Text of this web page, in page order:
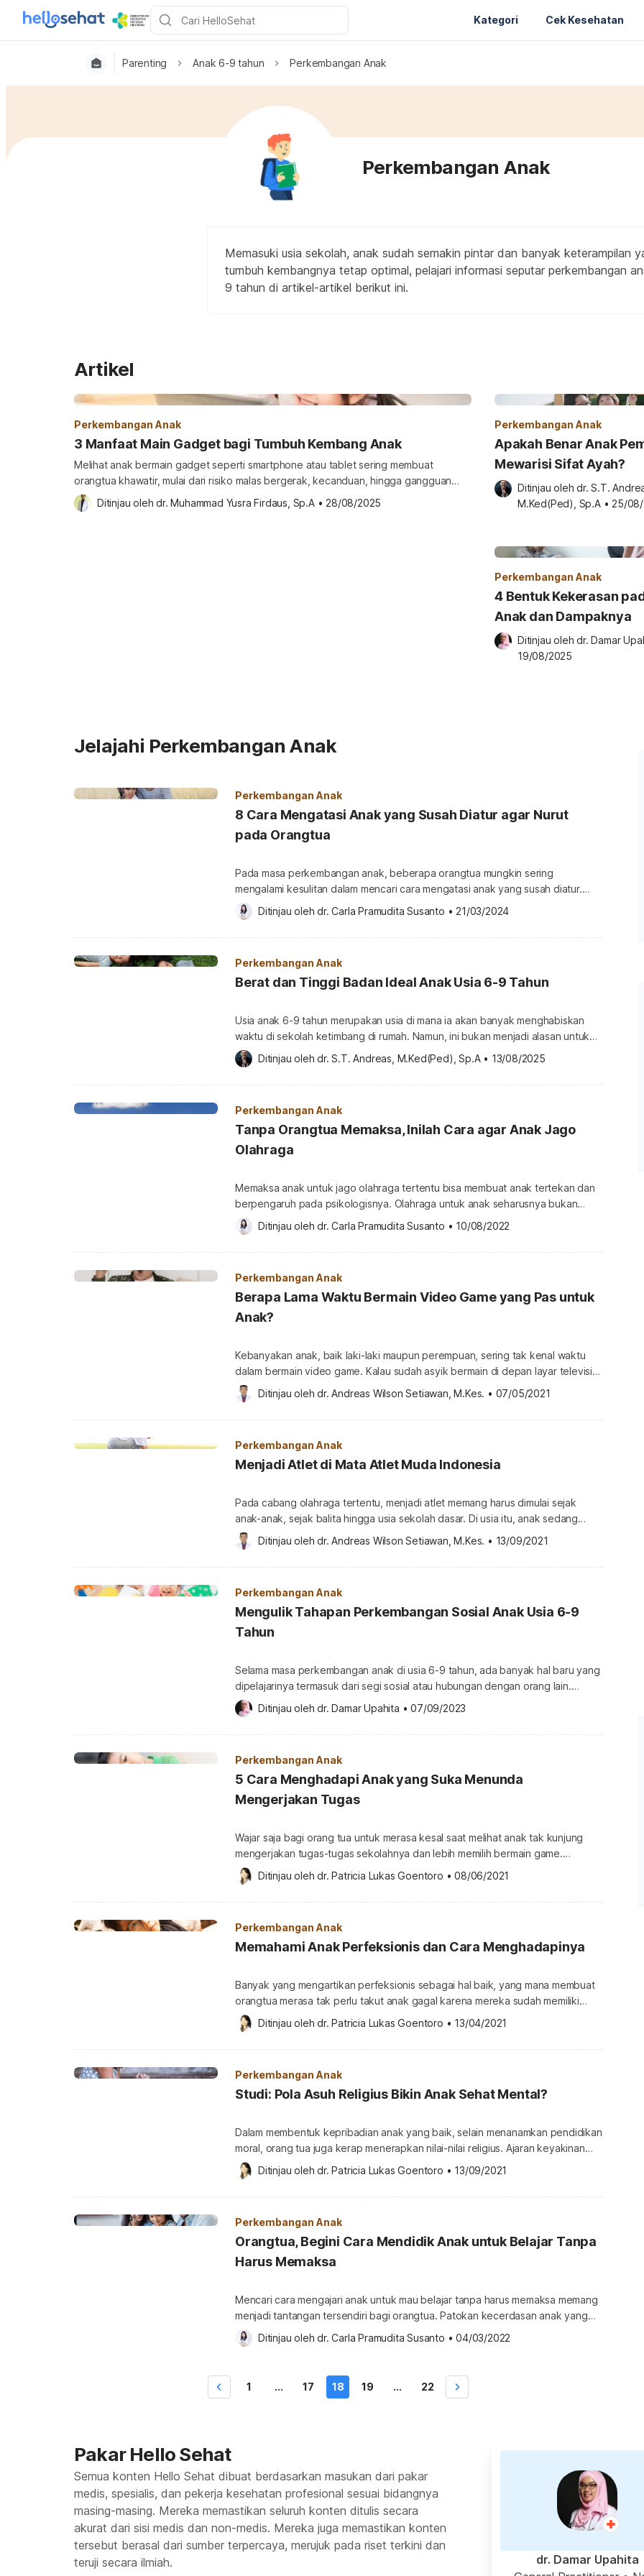
Kategori Cek Kesehatan
Parenting Anak 6-9 tahun Perkembangan Anak
Perkembangan Anak
Memasuki usia sekolah, anak sudah semakin pintar dan banyak keterampilan
tumbuh kembangnya tetap optimal, pelajari informasi seputar perkembangan
9 tahun di artikel-artikel berikut ini.
Artikel
Perkembangan Anak
3 Manfaat Main Gadget bagi Tumbuh Kembang Anak
Melihat anak bermain gadget seperti smartphone atau tablet sering membuat
orangtua khawatir, mulai dari risiko malas bergerak, kecanduan, hingga gangguan
tumbuh kembang. Namun, kabar baiknya para pakar kesehatan menyebutkan bahwa
ada manfaat gadget bagi anak jika penggunaannya tepat. Apa saja manfaatnya dan
Ditinjau oleh dr. Muhammad Yusra Firdaus, Sp.A • 28/08/2025
Perkembangan Anak
Apakah Benar Anak
Mewarisi Sifat Ayah?
Ditinjau oleh dr. S.T.
M.Ked(Ped), Sp.A • 25/
Perkembangan Anak
4 Bentuk Kekerasan
Anak dan Dampaknya
Ditinjau oleh dr. Damar
19/08/2025
Jelajahi Perkembangan Anak
Perkembangan Anak
8 Cara Mengatasi Anak yang Susah Diatur agar Nurut
pada Orangtua
Pada masa perkembangan anak, beberapa orangtua mungkin sering
mengalami kesulitan dalam mencari cara mengatasi anak yang susah diatur.
Apalagi, anak yang sulit diatur biasanya menunjukkan perilaku yang
memberontak dan tidak mendengarkan. Apakah Anda salah satunya? Jika ya,
Anda mungkin sering merasa kesal, ya, menghadapinya. Nah, sebenarnya
Ditinjau oleh dr. Carla Pramudita Susanto • 21/03/2024
Perkembangan Anak
Berat dan Tinggi Badan Ideal Anak Usia 6-9 Tahun
Usia anak 6-9 tahun merupakan usia di mana ia akan banyak menghabiskan
waktu di sekolah ketimbang di rumah. Namun, ini bukan menjadi alasan untuk
tidak memerhatikan asupan gizi anak sekolah. Anak harus tetap diberikan
nutrisi yang baik untuk mendukung pertumbuhan berat dan tinggi badan ideal
anak 6-9 tahun. Lalu, apakah berat dan tinggi badan anak […]
Ditinjau oleh dr. S.T. Andreas, M.Ked(Ped), Sp.A • 13/08/2025
Perkembangan Anak
Tanpa Orangtua Memaksa, Inilah Cara agar Anak Jago
Olahraga
Memaksa anak untuk jago olahraga tertentu bisa membuat anak tertekan dan
berpengaruh pada psikologisnya. Olahraga untuk anak seharusnya bukan
diukur dari prestasi yang tinggi, tapi seberapa besar anak menyukai
kegiatannya. Simak ulasan di bawah ini untuk tahu cara agar anak jago
olahraga tanpa memaksa. Kenapa orangtua tidak boleh memaksa anak agar
Ditinjau oleh dr. Carla Pramudita Susanto • 10/08/2022
Perkembangan Anak
Berapa Lama Waktu Bermain Video Game yang Pas untuk
Anak?
Kebanyakan anak, baik laki-laki maupun perempuan, sering tak kenal waktu
dalam bermain video game. Kalau sudah asyik bermain di depan layar televisi
atau komputer, anak bisa jadi lupa makan, mandi, atau mengerjakan tugas-
tugas sekolahnya. Bermain video game memang mengasyikkan dan
bermanfaat. Anak bisa belajar banyak hal baru, misalnya mengatur strategi,
Ditinjau oleh dr. Andreas Wilson Setiawan, M.Kes. • 07/05/2021
Perkembangan Anak
Menjadi Atlet di Mata Atlet Muda Indonesia
Pada cabang olahraga tertentu, menjadi atlet memang harus dimulai sejak
anak-anak, sejak balita hingga usia sekolah dasar. Di usia itu, anak sedang
dalam masa keemasannya untuk berlatih dan mengembangkan kemampuan
fisiknya. Tapi memulai jadi atlet dari usia belia bukan berarti pilihan cabang
olahraga harus berdasar keinginan orang tua semata tanpa mempertimbangan
Ditinjau oleh dr. Andreas Wilson Setiawan, M.Kes. • 13/09/2021
Perkembangan Anak
Mengulik Tahapan Perkembangan Sosial Anak Usia 6-9
Tahun
Selama masa perkembangan anak di usia 6-9 tahun, ada banyak hal baru yang
dipelajarinya termasuk dari segi sosial atau hubungan dengan orang lain.
Penting untuk memahami setiap tahap perkembangan sosial anak di segala
usia, tak terkecuali pada usia 6-9 tahun. Agar bisa lebih memantau sejauh mana
perkembangan sosial si kecil, cari tahu informasi selengkapnya melalui ulasan
Ditinjau oleh dr. Damar Upahita • 07/09/2023
Perkembangan Anak
5 Cara Menghadapi Anak yang Suka Menunda
Mengerjakan Tugas
Wajar saja bagi orang tua untuk merasa kesal saat melihat anak tak kunjung
mengerjakan tugas-tugas sekolahnya dan lebih memilih bermain game.
Terkadang kebiasaan menunda pekerjaan ini juga dilakukan saat orang tua
menyuruh anak melakukan hal yang lain seperti membereskan mainannya atau
membersihkan piringnya setelah makan. Kalau sudah begini, lantas bagaimana
Ditinjau oleh dr. Patricia Lukas Goentoro • 08/06/2021
Perkembangan Anak
Memahami Anak Perfeksionis dan Cara Menghadapinya
Banyak yang mengartikan perfeksionis sebagai hal baik, yang mana membuat
orangtua merasa tak perlu takut anak gagal karena mereka sudah memiliki
kesadaran sendiri untuk terus melakukan yang terbaik. Namun, sikap
perfeksionis pada anak ternyata juga dapat berakibat buruk. Mengapa anak
bisa menjadi perfeksionis? Menurut studi yang pernah dilakukan oleh psikolog
Ditinjau oleh dr. Patricia Lukas Goentoro • 13/04/2021
Perkembangan Anak
Studi: Pola Asuh Religius Bikin Anak Sehat Mental?
Dalam membentuk kepribadian anak yang baik, selain menanamkan pendidikan
moral, orang tua juga kerap menerapkan nilai-nilai religius. Ajaran keyakinan
yang diterapkan pada anak diharapkan membuat mereka berlatih rasa
tanggung jawab dalam bertingkah laku. Pola asuh religius juga bisa membantu
seseorang untuk hidup lebih tenang. Pada 2018 lalu, sebuah studi yang
Ditinjau oleh dr. Patricia Lukas Goentoro • 13/09/2021
Perkembangan Anak
Orangtua, Begini Cara Mendidik Anak untuk Belajar Tanpa
Harus Memaksa
Mencari cara mengajari anak untuk mau belajar tanpa harus memaksa memang
menjadi tantangan tersendiri bagi orangtua. Patokan kecerdasan anak yang
dibangun oleh masyarakat sering kali membuat orangtua mau tidak mau
memaksa dan menuntut agar anak rajin belajar. Apa dampaknya jika orangtua
mau belajar tanpa harus […]
Ditinjau oleh dr. Carla Pramudita Susanto • 04/03/2022
1 ... 17 18 19 ... 22
Pakar Hello Sehat
Semua konten Hello Sehat dibuat berdasarkan masukan dari pakar
medis, spesialis, dan pekerja kesehatan profesional sesuai bidangnya
masing-masing. Mereka memastikan seluruh konten ditulis secara
akurat dari sisi medis dan non-medis. Mereka juga memastikan konten
tersebut berasal dari sumber terpercaya, merujuk pada riset terkini dan
teruji secara ilmiah.
dr. Damar Upahita